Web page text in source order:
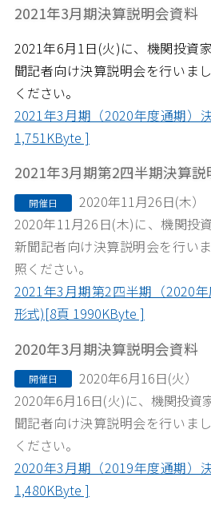
2021年3月期決算説明会資料
2021年6月1日(火)に、機関投資
聞記者向け決算説明会を行いま
ください。
2021年3月期（2020年度通期）
1,751KByte ]
2021年3月期第2四半期決算説
開催日
2020年11月26日(木）
2020年11月26 日(木)に、機関投
新聞記者向け決算説明会を行い
照ください。
2021年3月期第2四半期（2020
形式)[8頁 1990KByte ]
2020年3月期決算説明会資料
開催日
2020年6月16日(火）
2020年6月1 6日(火)に、機関投資
聞記者向け決算説明会を行いま
ください。
2020年3月期（2019年度通期）
1,480KByte ]